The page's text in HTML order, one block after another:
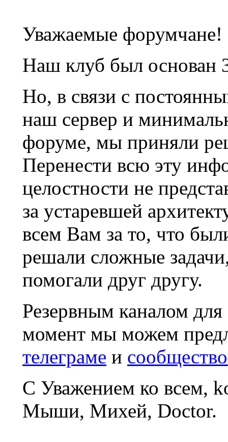
Уважаемые форумчане!
Наш клуб был основан
Но, в связи с
наш сервер и
форуме, мы приняли
Перенести всю эту
целостности не
за устаревшей
всем Вам за то, что
решали сложные
помогали друг другу.
Резервным каналом
момент мы можем
телеграме и
С Уважением ко всем,
Мыши, Михей, Doctor.